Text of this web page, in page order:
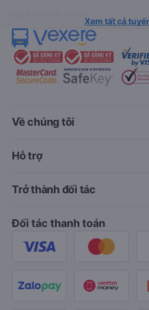
Xem tất cả
Về chúng tôi
Hỗ trợ
Trở thành đối tác
Đối tác thanh toán